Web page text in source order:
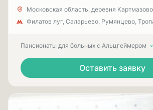
Московская область, деревня
Филатов луг, Саларьево, Румянцево,
Пансионаты для больных с Альцгеймером
Оставить заявку